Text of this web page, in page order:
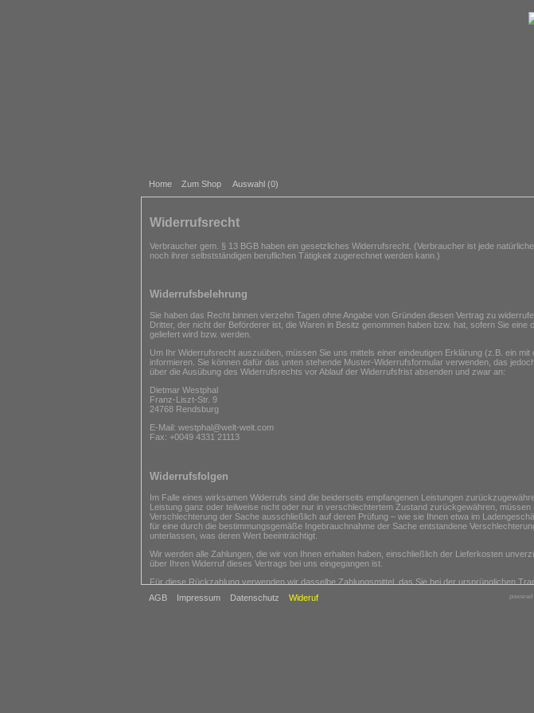
Home Zum Shop Auswahl (0)
AGB Impressum Datenschutz Wideruf powered
Widerrufsrecht
Verbraucher gem. § 13 BGB haben ein gesetzliches Widerrufsrecht. (Verbraucher ist jede
noch ihrer selbstständigen beruflichen Tätigkeit zugerechnet werden kann.)
Widerrufsbelehrung
Sie haben das Recht binnen vierzehn Tagen ohne Angabe von Gründen diesen Vertrag zu
Dritter, der nicht der Beförderer ist, die Waren in Besitz genommen haben bzw. hat, sofern Sie
geliefert wird bzw. werden.
Um Ihr Widerrufsrecht auszuüben, müssen Sie uns mittels einer eindeutigen Erklärung (z.B. ein
informieren. Sie können dafür das unten stehende Muster-Widerrufsformular verwenden, das
über die Ausübung des Widerrufsrechts vor Ablauf der Widerrufsfrist absenden und zwar an:
Dietmar Westphal
Franz-Liszt-Str. 9
24768 Rendsburg
E-Mail: westphal@welt-weit.com
Fax: +0049 4331 21113
Widerrufsfolgen
Im Falle eines wirksamen Widerrufs sind die beiderseits empfangenen Leistungen
Leistung ganz oder teilweise nicht oder nur in verschlechtertem Zustand zurückgewähren,
Verschlechterung der Sache ausschließlich auf deren Prüfung – wie sie Ihnen etwa im
für eine durch die bestimmungsgemäße Ingebrauchnahme der Sache entstandene
unterlassen, was deren Wert beeinträchtigt.
Wir werden alle Zahlungen, die wir von Ihnen erhalten haben, einschließlich der Lieferkosten
über Ihren Widerruf dieses Vertrags bei uns eingegangen ist.
Für diese Rückzahlung verwenden wir dasselbe Zahlungsmittel, das Sie bei der ursprünglichen